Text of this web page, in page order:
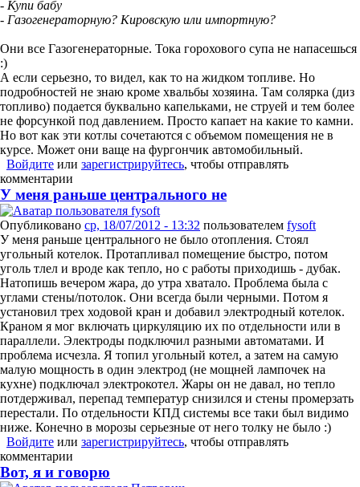
- Купи бабу
- Газогенераторную? Кировскую или импортную?
Они все Газогенераторные. Тока горохового супа не напасешься
:)
А если серьезно, то видел, как то на жидком топливе. Но
подробностей не знаю кроме хвальбы хозяина. Там солярка (диз
топливо) подается буквально капельками, не струей и тем более
не форсункой под давлением. Просто капает на какие то камни.
Но вот как эти котлы сочетаются с объемом помещения не в
курсе. Может они ваще на фургончик автомобильный.
Войдите или зарегистрируйтесь, чтобы отправлять
комментарии
У меня раньше центрального не
Опубликовано ср, 18/07/2012 - 13:32 пользователем fysoft
У меня раньше центрального не было отопления. Стоял
угольный котелок. Протапливал помещение быстро, потом
уголь тлел и вроде как тепло, но с работы приходишь - дубак.
Натопишь вечером жара, до утра хватало. Проблема была с
углами стены/потолок. Они всегда были черными. Потом я
установил трех ходовой кран и добавил электродный котелок.
Краном я мог включать циркуляцию их по отдельности или в
параллели. Электроды подключил разными автоматами. И
проблема исчезла. Я топил угольный котел, а затем на самую
малую мощность в один электрод (не мощней лампочек на
кухне) подключал электрокотел. Жары он не давал, но тепло
потдерживал, перепад температур снизился и стены промерзать
перестали. По отдельности КПД системы все таки был видимо
ниже. Конечно в морозы серьезные от него толку не было :)
Войдите или зарегистрируйтесь, чтобы отправлять
комментарии
Вот, я и говорю